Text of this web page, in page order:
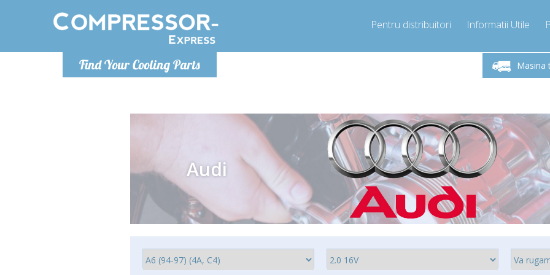
Find Your Cooling Parts
Pentru distribuitori Informatii Utile
Masina
Luni-Vineri 9.00 -17.00
Sunati Acum!
Luni-
Audi